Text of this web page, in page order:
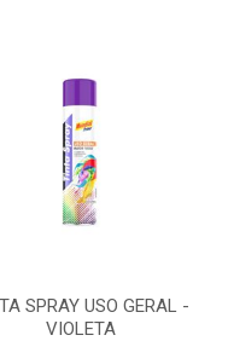
SPRAY USO GERAL -
VIOLETA